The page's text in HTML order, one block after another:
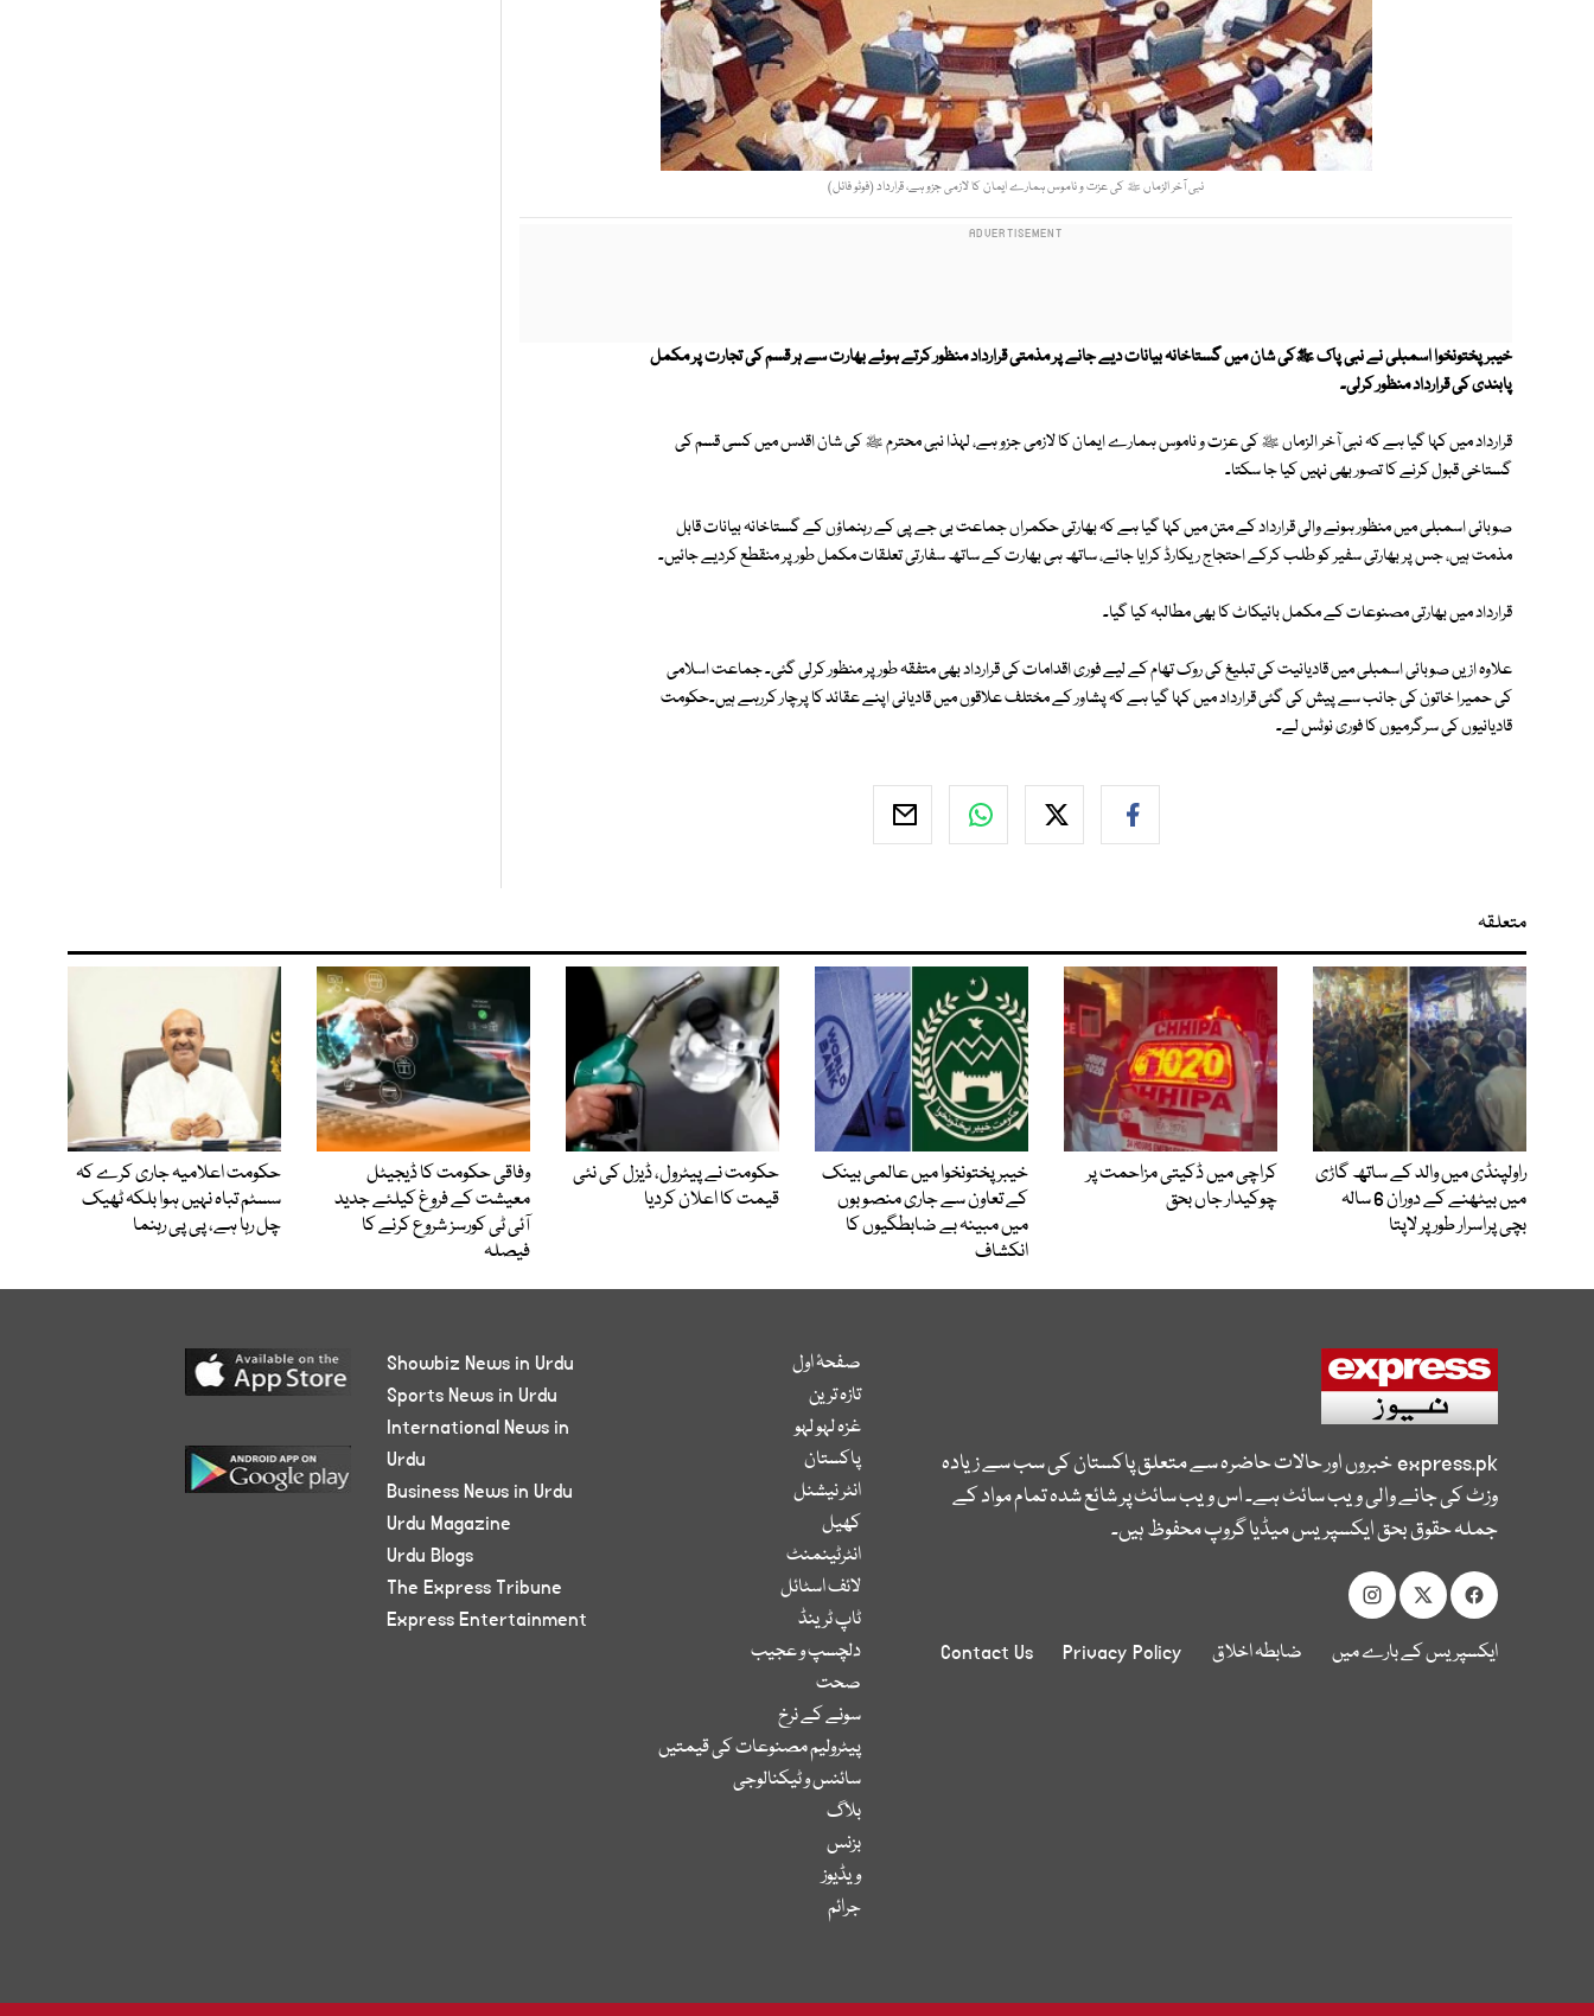
نبی آخر الزماں ﷺ کی عزت و ناموس ہمارے ایمان کا لازمی جزو ہے، قرارداد (فوٹو فائل)
خیبر پختونخوا اسمبلی نے نبی پاک ﷺکی شان میں گستاخانہ بیانات دیے جانے پر مذمتی قرارداد منظور کرتے ہوئے بھارت سے ہر قسم کی تجارت پر مکمل
پابندی کی قرارداد منظور کرلی۔
قرارداد میں کہا گیا ہے کہ نبی آخر الزماں ﷺ کی عزت و ناموس ہمارے ایمان کا لازمی جزو ہے، لہذا نبی محترم ﷺ کی شان اقدس میں کسی قسم کی
گستاخی قبول کرنے کا تصور بھی نہیں کیا جا سکتا۔
صوبائی اسمبلی میں منظور ہونے والی قرارداد کے متن میں کہا گیا ہے کہ بھارتی حکمراں جماعت بی جے پی کے رہنماؤں کے گستاخانہ بیانات قابل
مذمت ہیں، جس پر بھارتی سفیر کو طلب کرکے احتجاج ریکارڈ کرایا جائے، ساتھ ہی بھارت کے ساتھ سفارتی تعلقات مکمل طور پر منقطع کردیے جائیں۔
قرارداد میں بھارتی مصنوعات کے مکمل بائیکاٹ کا بھی مطالبہ کیا گیا۔
علاوہ ازیں صوبائی اسمبلی میں قادیانیت کی تبلیغ کی روک تھام کے لیے فوری اقدامات کی قرارداد بھی متفقہ طور پر منظور کرلی گئی۔ جماعت اسلامی
کی حمیرا خاتون کی جانب سے پیش کی گئی قرارداد میں کہا گیا ہے کہ پشاور کے مختلف علاقوں میں قادیانی اپنے عقائد کا پرچار کررہے ہیں۔حکومت
قادیانیوں کی سرگرمیوں کا فوری نوٹس لے۔
متعلقہ
راولپنڈی میں والد کے ساتھ گاڑی
میں بیٹھنے کے دوران 6 سالہ
بچی پراسرار طور پر لاپتا
کراچی میں ڈکیتی مزاحمت پر
چوکیدار جاں بحق
خیبرپختونخوا میں عالمی بینک
کے تعاون سے جاری منصوبوں
میں مبینہ بے ضابطگیوں کا
انکشاف
حکومت نے پیٹرول، ڈیزل کی نئی
قیمت کا اعلان کردیا
وفاقی حکومت کا ڈیجیٹل
معیشت کے فروغ کیلئے جدید
آئی ٹی کورسز شروع کرنے کا
فیصلہ
حکومت اعلامیہ جاری کرے کہ
سسٹم تباہ نہیں ہوا بلکہ ٹھیک
چل رہا ہے، پی پی رہنما
express.pkخبروں اور حالات حاضرہ سے متعلق پاکستان کی سب سے زیادہ
وزٹ کی جانے والی ویب سائٹ ہے۔ اس ویب سائٹ پر شائع شدہ تمام مواد کے
جملہ حقوق بحق ایکسپریس میڈیا گروپ محفوظ ہیں۔
ایکسپریس کے بارے میں ضابطہ اخلاق Privacy Policy
Contact Us
صفحۂ اول
تازہ ترین
غزہ لہو لہو
پاکستان
انٹر نیشنل
کھیل
انٹرٹینمنٹ
لائف اسٹائل
ٹاپ ٹرینڈ
دلچسپ و عجیب
صحت
سونے کے نرخ
پیٹرولیم مصنوعات کی قیمتیں
سائنس و ٹیکنالوجی
بلاگ
بزنس
ویڈیوز
جرائم
Showbiz News in Urdu
Sports News in Urdu
International News in
Urdu
Business News in Urdu
Urdu Magazine
Urdu Blogs
The Express Tribune
Express Entertainment